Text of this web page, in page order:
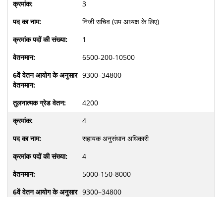
3
निजी सचिव (उप अध्यक्ष के लिए)
1
6500-200-10500
9300–34800
4200
4
सहायक अनुसंधान अधिकारी
4
5000-150-8000
9300–34800